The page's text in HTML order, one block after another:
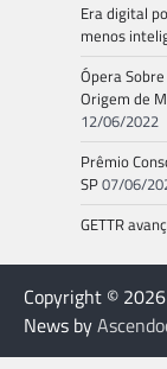
Era digital
menos
Ópera
Origem de
12/06/2022
Prêmio
SP07/06/
GETTR
Copyright © 2026
News by